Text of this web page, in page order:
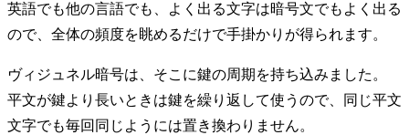
英語でも他の言語でも、よく出る文字は暗号文でもよく出る
ので、全体の頻度を眺めるだけで手掛かりが得られます。
ヴィジュネル暗号は、そこに鍵の周期を持ち込みました。
平文が鍵より長いときは鍵を繰り返して使うので、同じ平文
文字でも毎回同じようには置き換わりません。